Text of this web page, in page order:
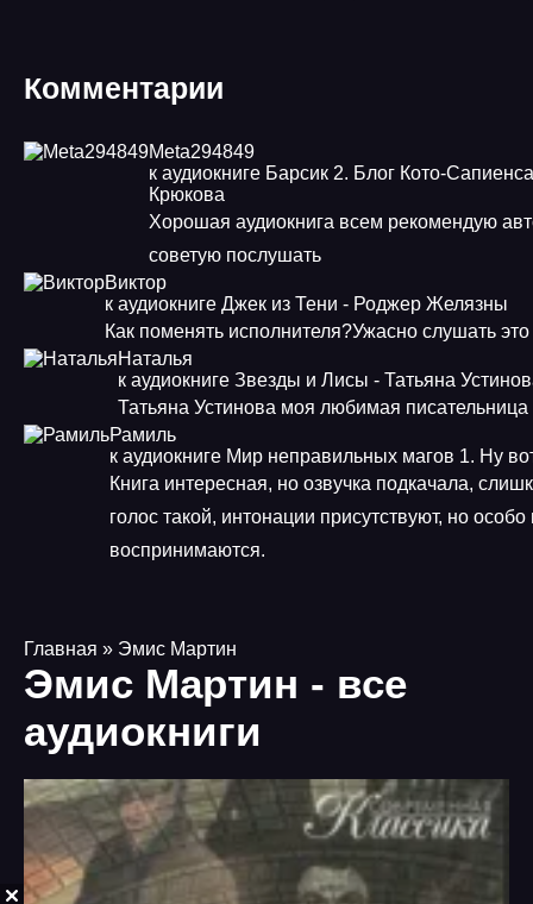
Комментарии
Meta294849
к аудиокниге Барсик 2. Блог Кото-
Крюкова
Хорошая аудиокнига всем рекомендую
советую послушать
Виктор
к аудиокниге Джек из Тени - Роджер Желязны
Как поменять исполнителя?Ужасно слушать
Наталья
к аудиокниге Звезды и Лисы - Татьяна
Татьяна Устинова моя любимая писательница
Рамиль
к аудиокниге Мир неправильных магов 1. Ну
Книга интересная, но озвучка подкачала,
голос такой, интонации присутствуют, но особо
воспринимаются.
Главная » Эмис Мартин
Эмис Мартин - все
аудиокниги